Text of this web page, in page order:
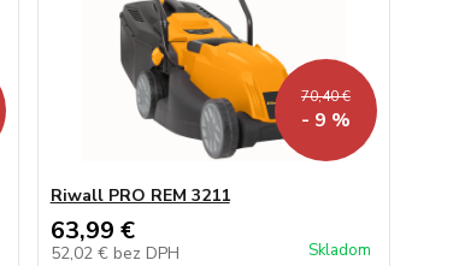
70,40 €
- 9 %
Riwall PRO REM 3211
63,99 €
52,02 € bez DPH Skladom